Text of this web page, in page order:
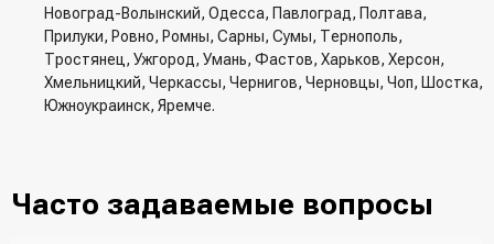
Новоград-Волынский, Одесса, Павлоград, Полтава,
Прилуки, Ровно, Ромны, Сарны, Сумы, Тернополь,
Тростянец, Ужгород, Умань, Фастов, Харьков, Херсон,
Хмельницкий, Черкассы, Чернигов, Черновцы, Чоп, Шостка,
Южноукраинск, Яремче.
Часто задаваемые вопросы